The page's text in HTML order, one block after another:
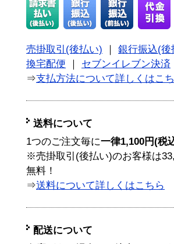
売掛取引(後払い)
銀行振込(後
換宅配便
セブンイレブン決済
⇒支払方法について詳しくはこ
送料について
1つのご注文毎に一律1,100円(税
※売掛取引(後払い)のお客様は
無料！
⇒送料について詳しくはこちら
配送について